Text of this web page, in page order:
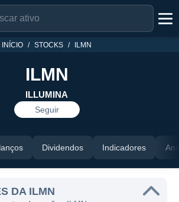
INÍCIO STOCKS ILMN
ILMN
ILLUMINA
Seguir
Dividendos Indicadores
DA ILMN